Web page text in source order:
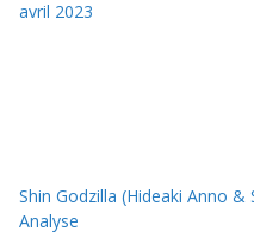
Shin Godzilla (Hideaki Anno
Analyse